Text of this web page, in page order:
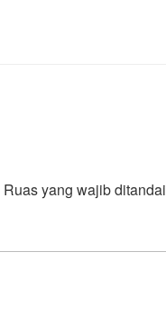
Ruas yang wajib ditandai